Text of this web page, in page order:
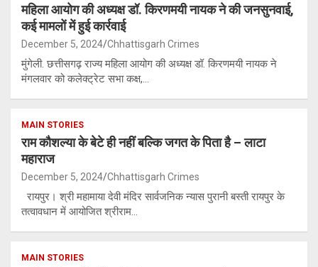
महिला आयोग की अध्यक्ष डॉ. किरणमयी नायक ने की जनसुनवाई,
कई मामलों में हुई कार्रवाई
December 5, 2024 Chhattisgarh Crimes
मुंगेली. छत्तीसगढ़ राज्य महिला आयोग की अध्यक्ष डॉ. किरणमयी नायक ने
मंगलवार को कलेक्ट्रेट सभा कक्ष,…
MAIN STORIES
राम कौशल्या के बेटे ही नहीं बल्कि जगत के पिता है – लाटा
महाराज
December 5, 2024 Chhattisgarh Crimes
रायपुर। श्री महामाया देवी मंदिर सार्वजनिक न्यास पुरानी बस्ती रायपुर के
तत्वावधान में आयोजित श्रीराम…
MAIN STORIES